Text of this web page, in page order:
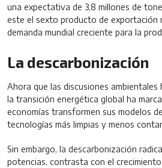
una expectativa de 3,8 millones de
este el sexto producto de exportación
demanda mundial creciente para la
La descarbonización
Ahora que las discusiones
la transición energética global ha
economías transformen sus modelos
tecnologías más limpias y menos
Sin embargo, la descarbonización
potencias, contrasta con el